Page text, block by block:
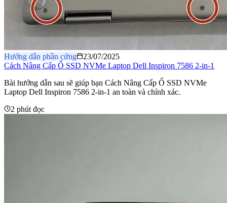
Hướng dẫn phần cứng
23/07/2025
Cách Nâng Cấp Ổ SSD NVMe Laptop Dell Inspiron 7586 2-in-1
Bài hướng dẫn sau sẽ giúp bạn Cách Nâng Cấp Ổ SSD NVMe
Laptop Dell Inspiron 7586 2-in-1 an toàn và chính xác.
2 phút đọc